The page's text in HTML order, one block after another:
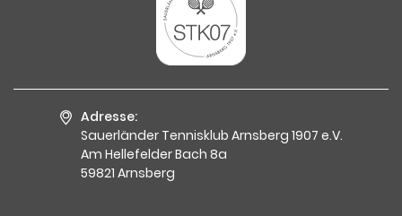
Adresse:
Sauerländer Tennisklub Arnsberg 1907 e.V.
Am Hellefelder Bach 8a
59821 Arnsberg